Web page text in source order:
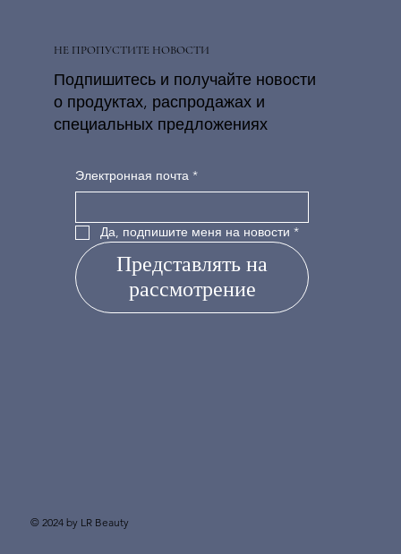
НЕ ПРОПУСТИТЕ НОВОСТИ
Подпишитесь и получайте новости
о продуктах, распродажах и
специальных предложениях
Электронная почта *
Да, подпишите меня на новости *
Представлять на
рассмотрение
© 2024 by LR Beauty